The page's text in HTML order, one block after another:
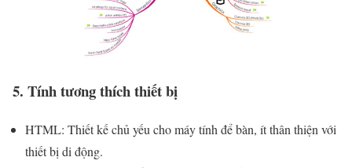
5. Tính tương thích thiết bị
HTML: Thiết kế chủ yếu cho máy tính để bàn, ít thân thiện với
thiết bị di động.